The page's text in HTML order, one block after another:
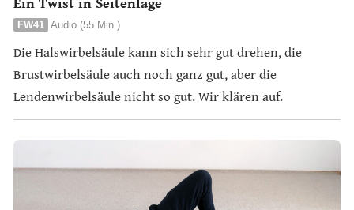
Ein Twist in Seitenlage
FW41 Audio (55 Min.)
Die Halswirbelsäule kann sich sehr gut drehen, die
Brustwirbelsäule auch noch ganz gut, aber die
Lendenwirbelsäule nicht so gut. Wir klären auf.